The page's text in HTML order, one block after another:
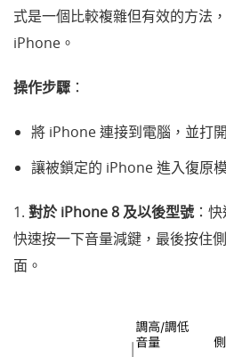
式是一個比較複雜但有效的方法
iPhone。
操作步驟 ：
將 iPhone 連接到電腦，並打
讓被鎖定的 iPhone 進入復原模
1. 對於 iPhone 8 及以後型號 ：
快速按一下音量減鍵，最後按住
面。